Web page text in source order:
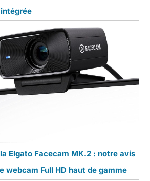
Elgato Facecam MK.2 : notre avis
webcam Full HD haut de gamme